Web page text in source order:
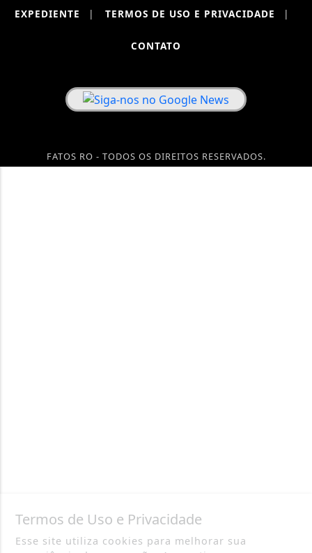
EXPEDIENTE | TERMOS DE USO E PRIVACIDADE |
CONTATO
FATOS RO - TODOS OS DIREITOS RESERVADOS.
Termos de Uso e Privacidade
Esse site utiliza cookies para melhorar sua